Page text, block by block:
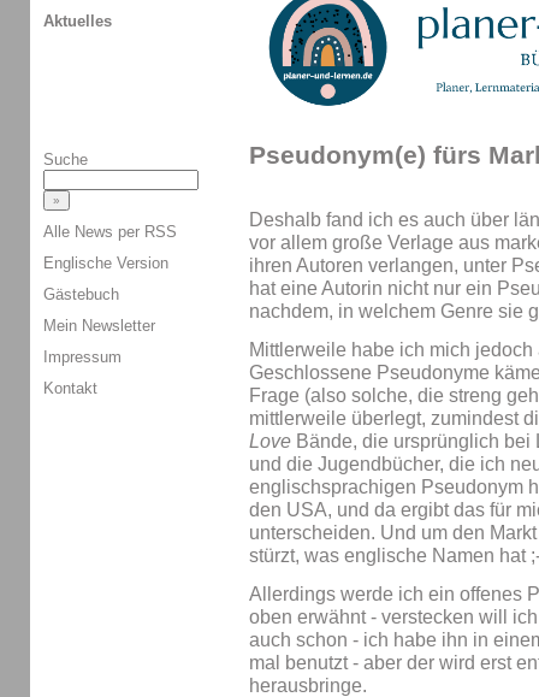
Pseudonym(e) fürs
Deshalb fand ich es auch über
vor allem große Verlage aus
ihren Autoren verlangen, unter
hat eine Autorin nicht nur ein
nachdem, in welchem Genre sie
Mittlerweile habe ich mich
Geschlossene Pseudonyme
Frage (also solche, die streng
mittlerweile überlegt, zumindest
Love Bände, die ursprünglich
und die Jugendbücher, die ich
englischsprachigen Pseudonym
den USA, und da ergibt das für
unterscheiden. Und um den
stürzt, was englische Namen hat
Allerdings werde ich ein offenes
oben erwähnt - verstecken will
auch schon - ich habe ihn in
mal benutzt - aber der wird erst
herausbringe.
Aktuelles
Suche
Alle News per RSS
Englische Version
Gästebuch
Mein Newsletter
Impressum
Kontakt